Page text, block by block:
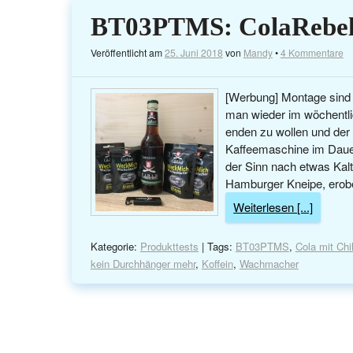
BT03PTMS:
Veröffentlicht am25. Juni 2018 von Mandy•4 Kommentare
[Werbung] Montage
man wieder im
enden zu wollen und
Kaffeemaschine im
der Sinn nach etwas
Hamburger Kneipe,
Weiterlesen [...]
Kategorie: Produkttests | Tags: BT03PTMS, Cola mit
kein Durchhänger mehr, Koffein, Wachmacher